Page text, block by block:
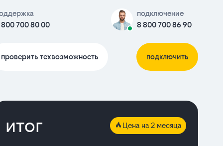
700 80 00
подключение
8 800 700 86 90
проверить техвозможность подключить
итог Цена на 2 месяца